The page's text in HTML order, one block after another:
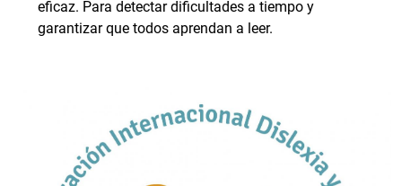
eficaz. Para detectar dificultades a tiempo y
garantizar que todos aprendan a leer.